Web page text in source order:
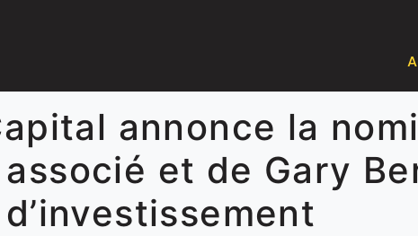
annonce la
et de Gary